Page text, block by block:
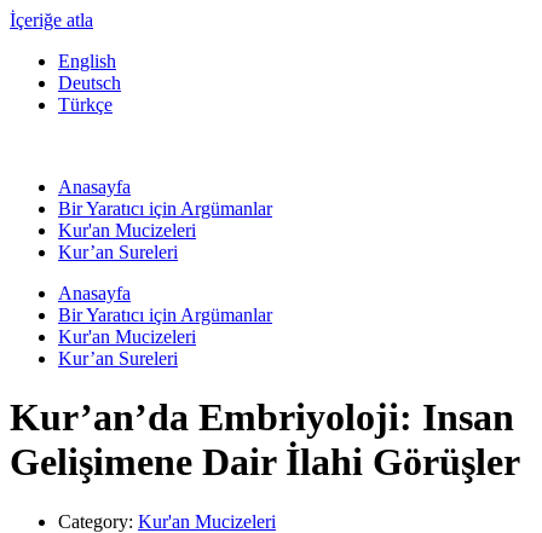
İçeriğe atla
English
Deutsch
Türkçe
Anasayfa
Bir Yaratıcı için Argümanlar
Kur'an Mucizeleri
Kur’an Sureleri
Anasayfa
Bir Yaratıcı için Argümanlar
Kur'an Mucizeleri
Kur’an Sureleri
Kur’an’da Embriyoloji: Insan
Gelişimene Dair İlahi Görüşler
Category: Kur'an Mucizeleri